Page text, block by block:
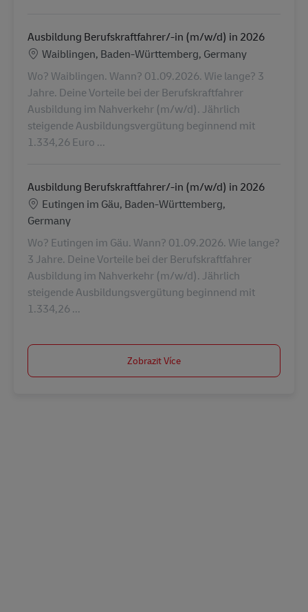
Ausbildung Berufskraftfahrer/-in (m/w/d) in 2026
Location
Waiblingen, Baden-Württemberg, Germany
Wo? Waiblingen. Wann? 01.09.2026. Wie lange? 3
Jahre. Deine Vorteile bei der Berufskraftfahrer
Ausbildung im Nahverkehr (m/w/d). Jährlich
steigende Ausbildungsvergütung beginnend mit
1.334,26 Euro ...
Ausbildung Berufskraftfahrer/-in (m/w/d) in 2026
Location
Eutingen im Gäu, Baden-Württemberg,
Germany
Wo? Eutingen im Gäu. Wann? 01.09.2026. Wie lange?
3 Jahre. Deine Vorteile bei der Berufskraftfahrer
Ausbildung im Nahverkehr (m/w/d). Jährlich
steigende Ausbildungsvergütung beginnend mit
1.334,26 ...
Zobrazit Více